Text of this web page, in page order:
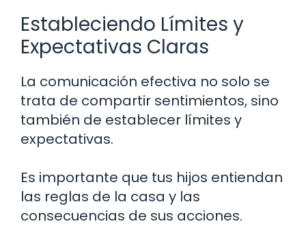
Estableciendo Límites y
Expectativas Claras
La comunicación efectiva no solo se
trata de compartir sentimientos, sino
también de establecer límites y
expectativas.
Es importante que tus hijos entiendan
las reglas de la casa y las
consecuencias de sus acciones.